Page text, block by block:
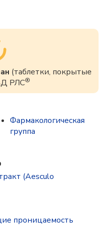
(таблетки, покрытые
РЛС®
Фармакологическая
группа
(Aesculo
проницаемость